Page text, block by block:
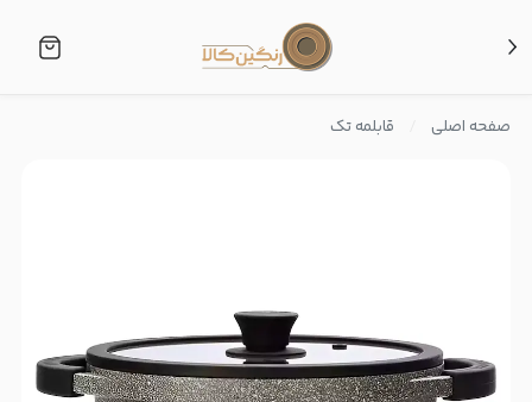
صفحه اصلی قابلمه تک